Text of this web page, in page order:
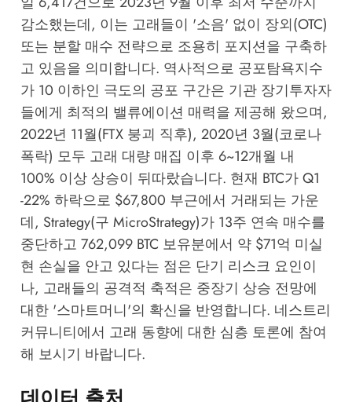
감소했는데, 이는 고래들이 '소음' 없이 장외(OTC)
또는 분할 매수 전략으로 조용히 포지션을 구축하
고 있음을 의미합니다. 역사적으로 공포탐욕지수
가 10 이하인 극도의 공포 구간은 기관 장기투자자
들에게 최적의 밸류에이션 매력을 제공해 왔으며,
2022년 11월(FTX 붕괴 직후), 2020년 3월(코로나
폭락) 모두 고래 대량 매집 이후 6~12개월 내
100% 이상 상승이 뒤따랐습니다. 현재 BTC가 Q1
-22% 하락으로 $67,800 부근에서 거래되는 가운
데, Strategy(구 MicroStrategy)가 13주 연속 매수를
중단하고 762,099 BTC 보유분에서 약 $71억 미실
현 손실을 안고 있다는 점은 단기 리스크 요인이
나, 고래들의 공격적 축적은 중장기 상승 전망에
대한 '스마트머니'의 확신을 반영합니다. 네스트리
커뮤니티에서 고래 동향에 대한 심층 토론에 참여
해 보시기 바랍니다.
데이터 출처